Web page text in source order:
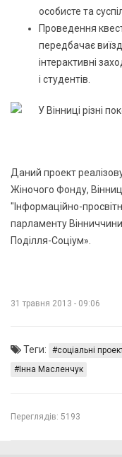
особисте та
Проведення
передбачає
інтерактивні
і студентів.
Даний проект
Жіночого Фонду,
"Інформаційно-
парламенту Вінниччини
Поділля-Соціум».
31 травня 2013 - 09:06
Теги: соціальні
Інна Масленчук
Переглядів: 5193